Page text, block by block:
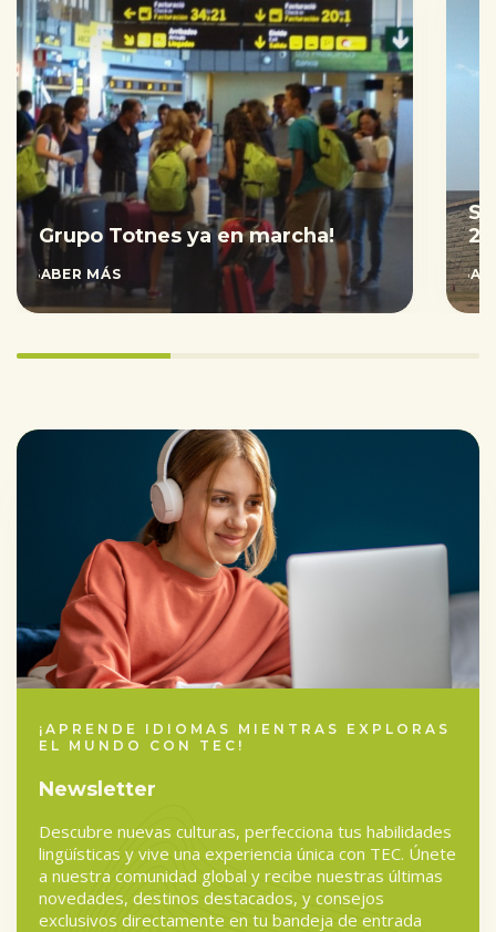
Grupo Totnes ya en marcha!
SABER MÁS
33.333333333333336%
¡APRENDE IDIOMAS MIENTRAS EXPLORAS
EL MUNDO CON TEC!
Newsletter
Descubre nuevas culturas, perfecciona tus habilidades
lingüísticas y vive una experiencia única con TEC. Únete
a nuestra comunidad global y recibe nuestras últimas
novedades, destinos destacados, y consejos
exclusivos directamente en tu bandeja de entrada